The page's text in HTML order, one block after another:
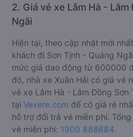
2. Giá vé xe Lâm Hà -
Ngãi
Hiện tại, theo cập nhật mới
khách đi Sơn Tịnh - Quảng
mức giá dao động từ 600000
đó, nhà xe Xuân Hải có giá
vé xe Lâm Hà - Lâm Đồng
tại Vexere.com để có giá rẻ
hỗ trợ đổi trả vé miễn phí.
vé miễn phí: 1900 888684.